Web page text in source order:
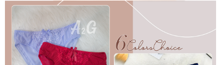
恩沛科技股份有限公司將有權停止該用戶之使用額度並採取法律行動。